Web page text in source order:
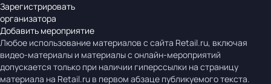
Зарегистрировать
организатора
Добавить мероприятие
Любое использование материалов с сайта Retail.ru, включая
видео-материалы и материалы с онлайн-мероприятий
допускается только при наличии гиперссылки на страницу
материала на Retail.ru в первом абзаце публикуемого текста.